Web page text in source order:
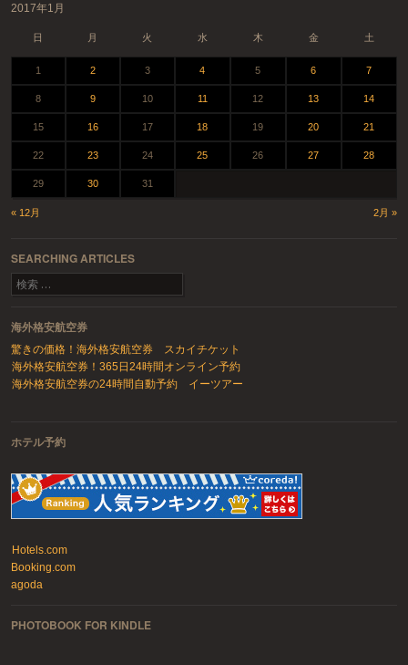
2017年1月
日 月 火 水 木 金 土
« 12月 2月 »
1 2 3 4 5 6 7
8 9 10 11 12 13 14
15 16 17 18 19 20 21
22 23 24 25 26 27 28
29 30 31
SEARCHING ARTICLES
検索
海外格安航空券
驚きの価格！海外格安航空券 スカイチケット
海外格安航空券！365日24時間オンライン予約
海外格安航空券の24時間自動予約 イーツアー
ホテル予約
Hotels.com
Booking.com
agoda
PHOTOBOOK FOR KINDLE